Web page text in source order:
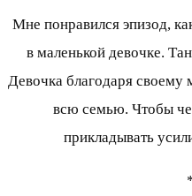
Мне понравился эпизод,
в маленькой девочке.
Девочка благодаря своему
всю семью. Чтобы
прикладывать